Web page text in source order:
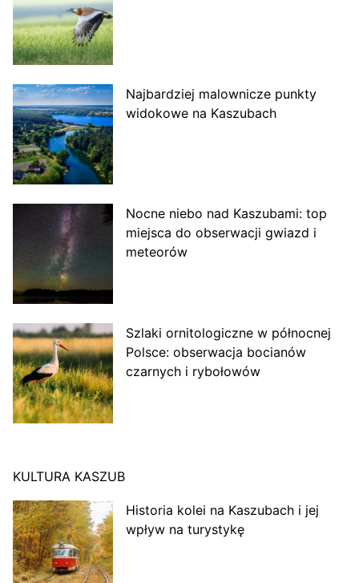
Najbardziej malownicze punkty
widokowe na Kaszubach
Nocne niebo nad Kaszubami: top
miejsca do obserwacji gwiazd i
meteorów
Szlaki ornitologiczne w północnej
Polsce: obserwacja bocianów
czarnych i rybołowów
KULTURA KASZUB
Historia kolei na Kaszubach i jej
wpływ na turystykę